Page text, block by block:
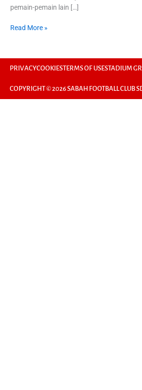
pemain-pemain lain […]
Read More »
PRIVACYCOOKIESTERMS OF USESTADIUM
COPYRIGHT © 2026 SABAH FOOTBALL CLUB